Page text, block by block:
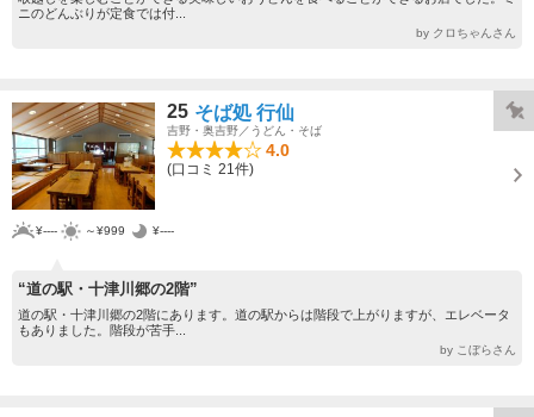
ニのどんぶりが定食では付...
by クロちゃんさん
25 そば処 行仙
吉野・奥吉野／うどん・そば
4.0
(口コミ 21件)
¥---- ～¥999 ¥----
“道の駅・十津川郷の2階”
道の駅・十津川郷の2階にあります。道の駅からは階段で上がりますが、エレベータ
もありました。階段が苦手...
by こぼらさん